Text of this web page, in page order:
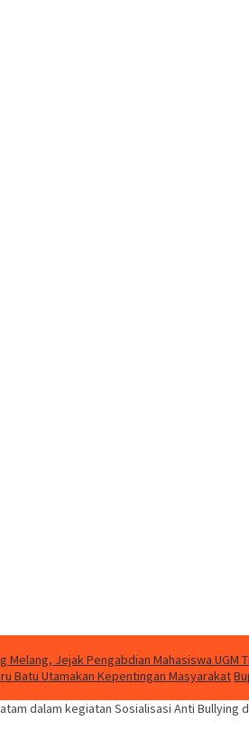
Melang, Jejak Pengabdian Mahasiswa UGM
Batu Utamakan Kepentingan Masyarakat
dalam kegiatan Sosialisasi Anti Bullying